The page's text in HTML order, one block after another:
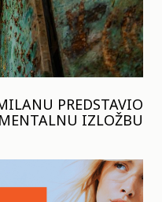
PREDSTAVIO
IZLOŽBU